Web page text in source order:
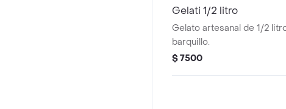
Gelati 1/2 litro
Gelato artesanal de 1/2
barquillo.
$ 7500